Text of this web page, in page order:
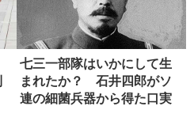
七三一部隊はいかにして生
まれたか？ 石井四郎がソ
連の細菌兵器から得た口実